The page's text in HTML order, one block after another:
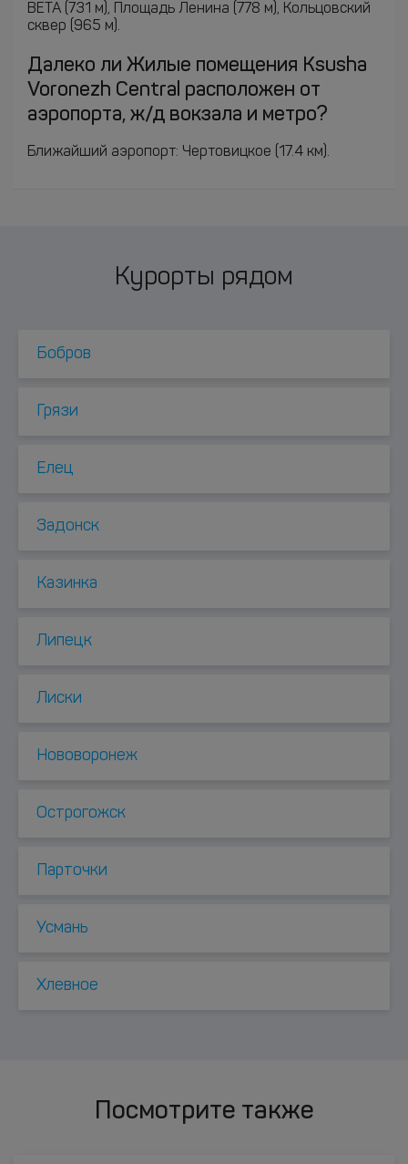
ВЕТА (731 м), Площадь Ленина (778 м), Кольцовский
сквер (965 м).
Далеко ли Жилые помещения Ksusha
Voronezh Central расположен от
аэропорта, ж/д вокзала и метро?
Ближайший аэропорт: Чертовицкое (17.4 км).
Курорты рядом
Бобров
Грязи
Елец
Задонск
Казинка
Липецк
Лиски
Нововоронеж
Острогожск
Парточки
Усмань
Хлевное
Посмотрите также